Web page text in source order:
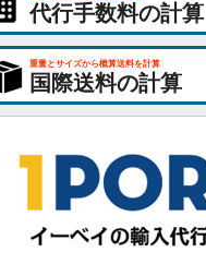
代行手数料の計算
重量とサイズから概算送料を計算
国際送料の計算